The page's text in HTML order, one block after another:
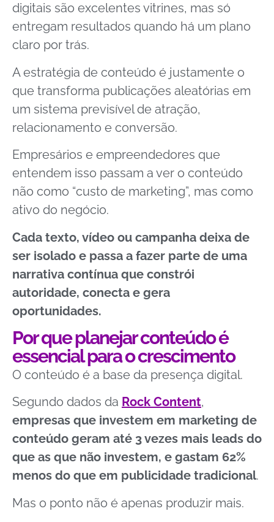
digitais são excelentes vitrines, mas só
entregam resultados quando há um plano
claro por trás.
A estratégia de conteúdo é justamente o
que transforma publicações aleatórias em
um sistema previsível de atração,
relacionamento e conversão.
Empresários e empreendedores que
entendem isso passam a ver o conteúdo
não como “custo de marketing”, mas como
ativo do negócio.
Cada texto, vídeo ou campanha deixa de
ser isolado e passa a fazer parte de uma
narrativa contínua que constrói
autoridade, conecta e gera
oportunidades.
Por que planejar conteúdo é
essencial para o crescimento
O conteúdo é a base da presença digital.
Segundo dados da Rock Content,
empresas que investem em marketing de
conteúdo geram até 3 vezes mais leads do
que as que não investem, e gastam 62%
menos do que em publicidade tradicional.
Mas o ponto não é apenas produzir mais.